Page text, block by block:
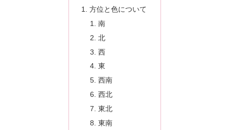
方位と色について
南
北
西
東
西南
西北
東北
東南